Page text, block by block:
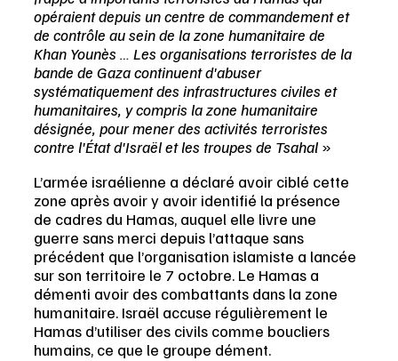
opéraient depuis un centre de commandement et
de contrôle au sein de la zone humanitaire de
Khan Younès … Les organisations terroristes de la
bande de Gaza continuent d'abuser
systématiquement des infrastructures civiles et
humanitaires, y compris la zone humanitaire
désignée, pour mener des activités terroristes
contre l'État d'Israël et les troupes de Tsahal »
L’armée israélienne a déclaré avoir ciblé cette
zone après avoir y avoir identifié la présence
de cadres du Hamas, auquel elle livre une
guerre sans merci depuis l’attaque sans
précédent que l’organisation islamiste a lancée
sur son territoire le 7 octobre. Le Hamas a
démenti avoir des combattants dans la zone
humanitaire. Israël accuse régulièrement le
Hamas d’utiliser des civils comme boucliers
humains, ce que le groupe dément.